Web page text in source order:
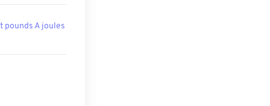
pounds A joules